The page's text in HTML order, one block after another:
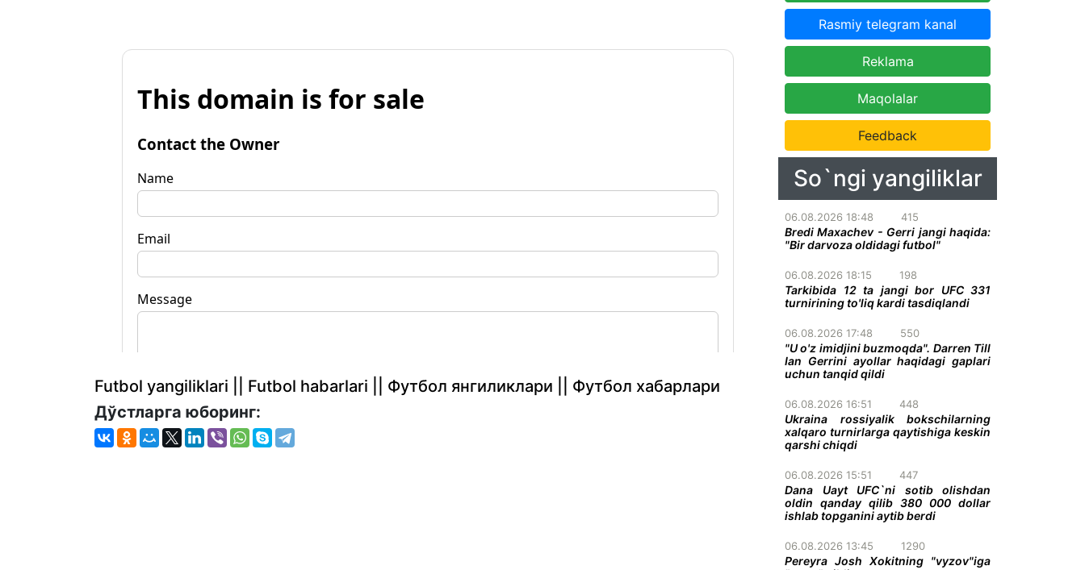
Futbol yangiliklari || Futbol habarlari || Футбол янгиликлари || Футбол хабарлари
Дўстларга юборинг:
Rasmiy telegram kanal
Reklama
Maqolalar
Feedback
So`ngi yangiliklar
06.08.2026 18:48 415
Bredi Maxachev - Gerri jangi haqida:
"Bir darvoza oldidagi futbol"
06.08.2026 18:15 198
Tarkibida 12 ta jangi bor UFC 331
turnirining to'liq kardi tasdiqlandi
06.08.2026 17:48 550
"U o'z imidjini buzmoqda". Darren Till
Ian Gerrini ayollar haqidagi gaplari
uchun tanqid qildi
06.08.2026 16:51 448
Ukraina rossiyalik bokschilarning
xalqaro turnirlarga qaytishiga keskin
qarshi chiqdi
06.08.2026 15:51 447
Dana Uayt UFC`ni sotib olishdan
oldin qanday qilib 380 000 dollar
ishlab topganini aytib berdi
06.08.2026 13:45 1290
Pereyra Josh Xokitning "vyzov"iga